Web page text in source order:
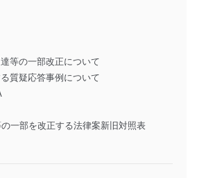
等の一部改正について
質疑応答事例について
一部を改正する法律案新旧対照表